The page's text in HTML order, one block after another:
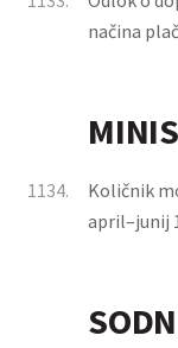
načina
1134.
Količnik
april–junij